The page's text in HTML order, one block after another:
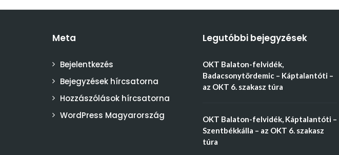
Meta
Bejelentkezés
Bejegyzések hírcsatorna
Hozzászólások hírcsatorna
WordPress Magyarország
Legutóbbi bejegyzések
OKT Balaton-felvidék,
Badacsonytördemic – Káptalantóti –
az OKT 6. szakasz túra
OKT Balaton-felvidék, Káptalantóti –
Szentbékkálla – az OKT 6. szakasz
túra